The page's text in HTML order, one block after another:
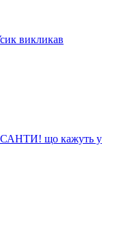
викликав
що кажуть у